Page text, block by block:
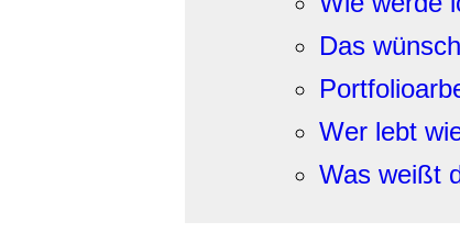
Das
Wer lebt
Was weißt